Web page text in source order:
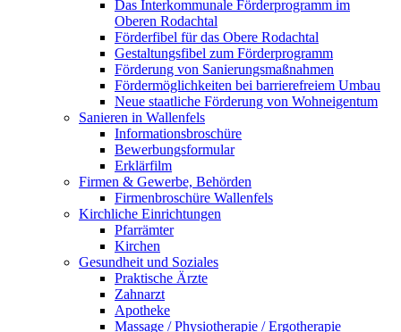
Das Interkommunale Förderprogramm im
Oberen Rodachtal
Förderfibel für das Obere Rodachtal
Gestaltungsfibel zum Förderprogramm
Förderung von Sanierungsmaßnahmen
Fördermöglichkeiten bei barrierefreiem Umbau
Neue staatliche Förderung von Wohneigentum
Sanieren in Wallenfels
Informationsbroschüre
Bewerbungsformular
Erklärfilm
Firmen & Gewerbe, Behörden
Firmenbroschüre Wallenfels
Kirchliche Einrichtungen
Pfarrämter
Kirchen
Gesundheit und Soziales
Praktische Ärzte
Zahnarzt
Apotheke
Massage / Physiotherapie / Ergotherapie